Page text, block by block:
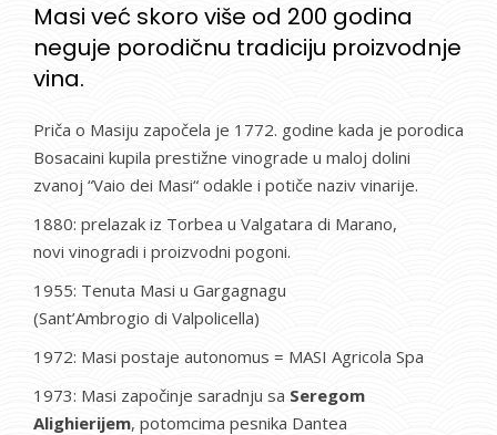
Masi već skoro više od 200 godina
neguje porodičnu tradiciju proizvodnje
vina.
Priča o Masiju započela je 1772. godine kada je porodica
Bosacaini kupila prestižne vinograde u maloj dolini
zvanoj “Vaio dei Masi“ odakle i potiče naziv vinarije.
1880: prelazak iz Torbea u Valgatara di Marano,
novi vinogradi i proizvodni pogoni.
1955: Tenuta Masi u Gargagnagu
(Sant’Ambrogio di Valpolicella)
1972: Masi postaje autonomus = MASI Agricola Spa
1973: Masi započinje saradnju sa Seregom
Alighierijem, potomcima pesnika Dantea